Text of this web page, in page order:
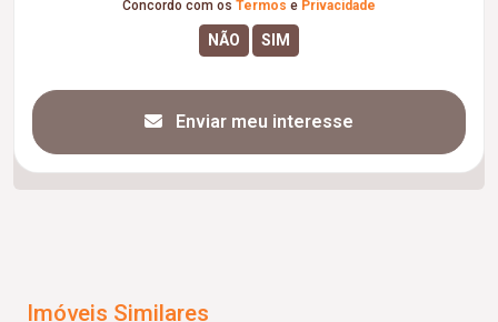
Concordo com os Termos e Privacidade
Enviar meu interesse
Imóveis Similares